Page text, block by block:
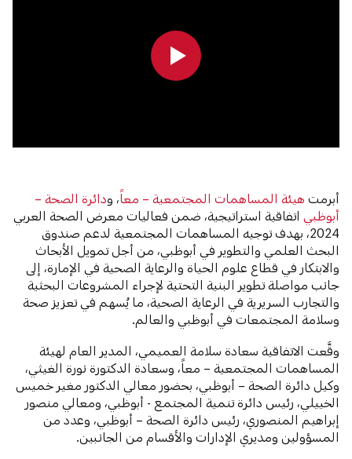
أبرمتهيئة المساهمات المجتمعية – معاً، ودائرة الصحة –
أبوظبي اتفاقية استراتيجية، ضمن فعاليات معرض الصحة العربي
2024، بهدف توجيه المساهمات المجتمعية لدعم صندوق
البحث العلمي والتطوير في أبوظبي، من أجل تمويل الأبحاث
والابتكار في قطاع علوم الحياة والرعاية الصحية في الإمارة، إلى
جانب مواصلة تطوير البنية التحتية لإجراء المشروعات البحثية
والتجارب السريرية في الرعاية الصحية، ما يُسهم في تعزيز صحة
وسلامة المجتمعات في أبوظبي والعالم.
وقَّعت الاتفاقية سعادة سلامة العميمي، المدير العام لهيئة
المساهمات المجتمعية – معاً، وسعادة الدكتورة نورة الغيثي،
وكيل دائرة الصحة – أبوظبي، بحضور معالي الدكتور مغير خميس
الخييلي، رئيس دائرة تنمية المجتمع - أبوظبي، ومعالي منصور
إبراهيم المنصوري، رئيس دائرة الصحة – أبوظبي، وعدد من
المسؤولين ومديري الإدارات والأقسام من الجانبين.